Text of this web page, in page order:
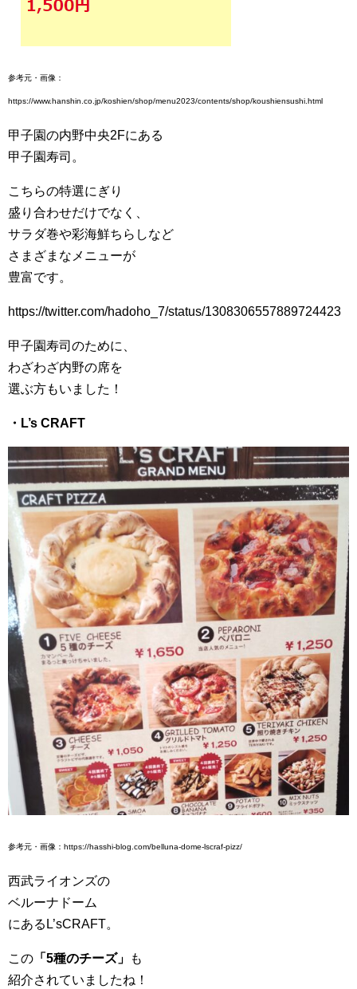
参考元・画像：
https://www.hanshin.co.jp/koshien/shop/menu2023/contents/shop/koushiensushi.html
甲子園の内野中央2Fにある
甲子園寿司。
こちらの特選にぎり
盛り合わせだけでなく、
サラダ巻や彩海鮮ちらしなど
さまざまなメニューが
豊富です。
https://twitter.com/hadoho_7/status/1308306557889724423
甲子園寿司のために、
わざわざ内野の席を
選ぶ方もいました！
・L’s CRAFT
参考元・画像：https://hasshi-blog.com/belluna-dome-lscraf-pizz/
西武ライオンズの
ベルーナドーム
にあるL’sCRAFT。
この 「5種のチーズ」
も
紹介されていましたね！